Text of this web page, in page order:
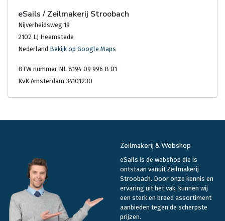
eSails / Zeilmakerij Stroobach
Nijverheidsweg 19
2102 LJ Heemstede
Nederland Bekijk op Google Maps
BTW nummer NL 8194 09 996 B 01
KvK Amsterdam 34101230
Zeilmakerij & Webshop
eSails is de webshop die is
ontstaan vanuit Zeilmakerij
Stroobach. Door onze kennis en
ervaring uit het vak, kunnen wij
een sterk en breed assortiment
aanbieden tegen de scherpste
prijzen.